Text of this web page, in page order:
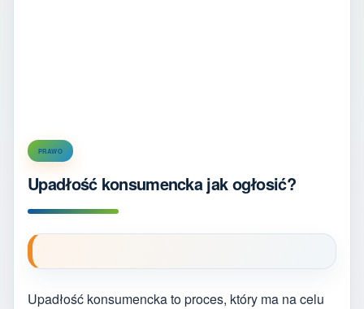
PRAWO
Upadłość konsumencka jak ogłosić?
Upadłość konsumencka to proces, który ma na celu